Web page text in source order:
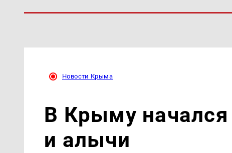
Новости Крыма
В Крыму
и алычи